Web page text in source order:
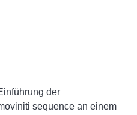
der
sequence an einem